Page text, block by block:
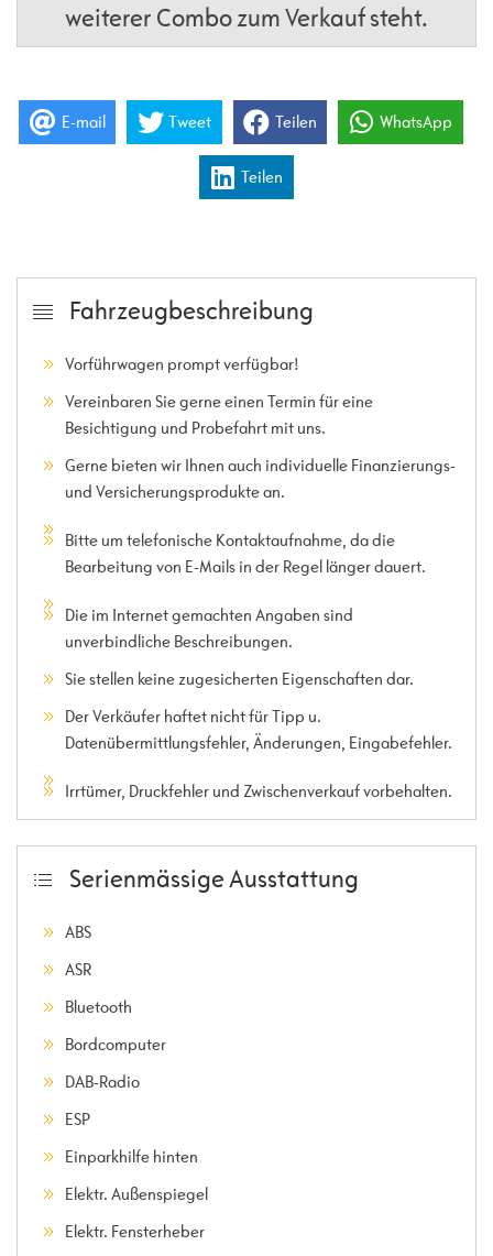
weiterer Combo zum Verkauf steht.
E-mail Tweet Teilen WhatsApp
Teilen
Fahrzeugbeschreibung
Vorführwagen prompt verfügbar!
Vereinbaren Sie gerne einen Termin für eine
Besichtigung und Probefahrt mit uns.
Gerne bieten wir Ihnen auch individuelle Finanzierungs-
und Versicherungsprodukte an.
Bitte um telefonische Kontaktaufnahme, da die
Bearbeitung von E-Mails in der Regel länger dauert.
Die im Internet gemachten Angaben sind
unverbindliche Beschreibungen.
Sie stellen keine zugesicherten Eigenschaften dar.
Der Verkäufer haftet nicht für Tipp u.
Datenübermittlungsfehler, Änderungen, Eingabefehler.
Irrtümer, Druckfehler und Zwischenverkauf vorbehalten.
Serienmässige Ausstattung
ABS
ASR
Bluetooth
Bordcomputer
DAB-Radio
ESP
Einparkhilfe hinten
Elektr. Außenspiegel
Elektr. Fensterheber